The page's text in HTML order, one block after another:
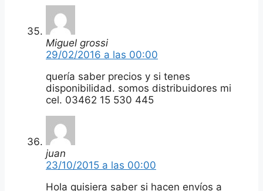
Miguel grossi
29/02/2016 a las 00:00
quería saber precios y si tenes
disponibilidad. somos distribuidores mi
cel. 03462 15 530 445
juan
23/10/2015 a las 00:00
Hola quisiera saber si hacen envíos a